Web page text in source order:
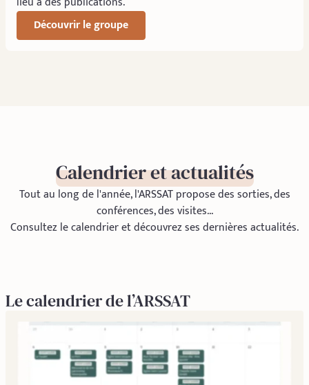
Découvrir le groupe
Calendrier et actualités
Tout au long de l'année, l'ARSSAT propose des sorties, des
conférences, des visites...
Consultez le calendrier et découvrez ses dernières actualités.
Le calendrier de l’ARSSAT